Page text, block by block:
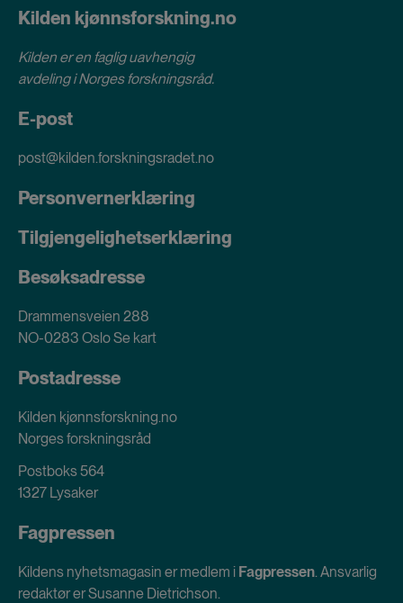
Kilden kjønnsforskning.no
Kilden er en faglig uavhengig
avdeling iNorges forskningsråd.
E-post
post@kilden.forskningsradet.no
Personvernerklæring
Tilgjengelighetserklæring
Besøksadresse
Drammensveien 288
NO-0283 OsloSe kart
Postadresse
Kilden kjønnsforskning.no
Norges forskningsråd
Postboks 564
1327 Lysaker
Fagpressen
Kildens nyhetsmagasin er medlem i Fagpressen. Ansvarlig
redaktør er Susanne Dietrichson.